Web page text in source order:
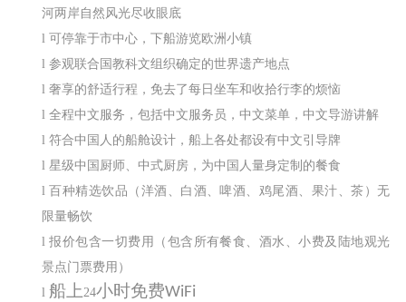
河两岸自然风光尽收眼底
l 可停靠于市中心，下船游览欧洲小镇
l 参观联合国教科文组织确定的世界遗产地点
l 奢享的舒适行程，免去了每日坐车和收拾行李的烦恼
l 全程中文服务，包括中文服务员，中文菜单，中文导游讲解
l 符合中国人的船舱设计，船上各处都设有中文引导牌
l 星级中国厨师、中式厨房，为中国人量身定制的餐食
l百种精选饮品（洋酒、白酒、啤酒、鸡尾酒、果汁、茶）无
限量畅饮
l报价包含一切费用（包含所有餐食、酒水、小费及陆地观光
景点门票费用）
l 船上 24小时免费WiFi